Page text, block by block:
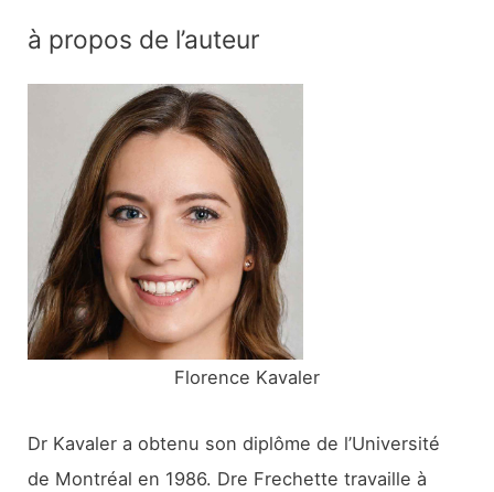
h
:
à propos de l’auteur
Florence Kavaler
Dr Kavaler a obtenu son diplôme de l’Université
de Montréal en 1986. Dre Frechette travaille à